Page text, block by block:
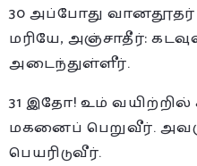
30 அப்போது
மரியே, அஞ்சாதீர்:
அடைந்துள்ளீர்.
31 இதோ! உம் வயிற்றில்
மகனைப் பெறுவீர்.
பெயரிடுவீர்.